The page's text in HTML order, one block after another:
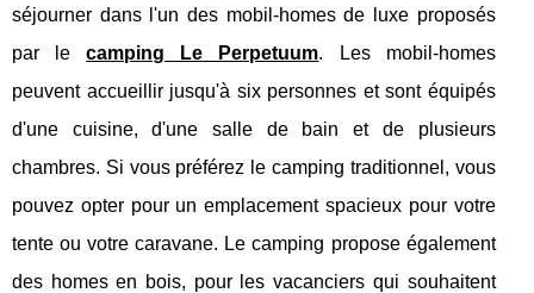
séjourner dans l'un des mobil-homes de luxe proposés
par lecamping Le Perpetuum. Les mobil-homes
peuvent accueillir jusqu'à six personnes et sont équipés
d'une cuisine, d'une salle de bain et de plusieurs
chambres. Si vous préférez le camping traditionnel, vous
pouvez opter pour un emplacement spacieux pour votre
tente ou votre caravane. Le camping propose également
des homes en bois, pour les vacanciers qui souhaitent